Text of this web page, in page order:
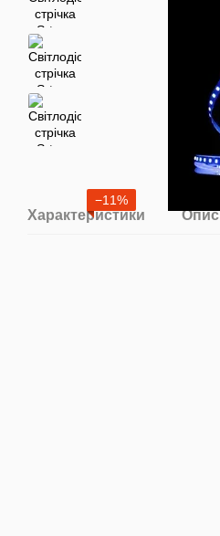
−11%
Характеристики Опис